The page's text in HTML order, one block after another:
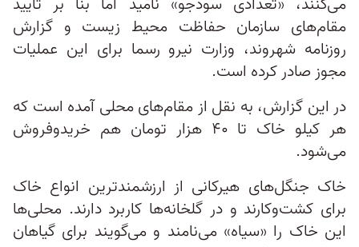
مقام‌های سازمان حفاظت محیط‌ زیست و گزارش
روزنامه شهروند، وزارت نیرو رسما برای این عملیات
مجوز صادر کرده است.
در این گزارش، به نقل از مقام‌های محلی آمده است که
هر کیلو خاک تا ۴۰ هزار تومان هم خریدوفروش
می‌شود.
خاک جنگل‌های هیرکانی از ارزشمندترین انواع خاک
برای کشت‌وکارند و در گلخانه‌‌ها کاربرد دارند. محلی‌ها
این خاک را «سیاه» می‌نامند و می‌گویند برای گیاهان